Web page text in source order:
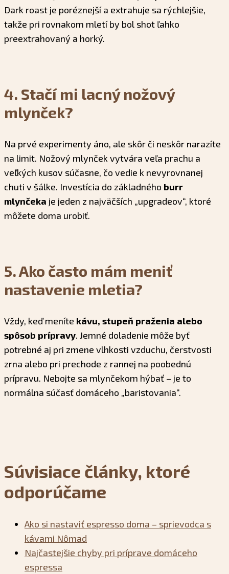
Dark roast je poréznejší a extrahuje sa rýchlejšie,
takže pri rovnakom mletí by bol shot ľahko
preextrahovaný a horký.
4. Stačí mi lacný nožový
mlynček?
Na prvé experimenty áno, ale skôr či neskôr narazíte
na limit. Nožový mlynček vytvára veľa prachu a
veľkých kusov súčasne, čo vedie k nevyrovnanej
chuti v šálke. Investícia do základného burr
mlynčeka je jeden z najväčších „upgradeov“, ktoré
môžete doma urobiť.
5. Ako často mám meniť
nastavenie mletia?
Vždy, keď meníte kávu, stupeň praženia alebo
spôsob prípravy. Jemné doladenie môže byť
potrebné aj pri zmene vlhkosti vzduchu, čerstvosti
zrna alebo pri prechode z rannej na poobednú
prípravu. Nebojte sa mlynčekom hýbať – je to
normálna súčasť domáceho „baristovania“.
Súvisiace články, ktoré
odporúčame
Ako si nastaviť espresso doma – sprievodca s
kávami Nômad
Najčastejšie chyby pri príprave domáceho
espressa